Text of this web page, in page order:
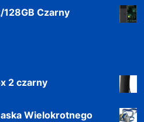
128GB Czarny
2 czarny
Wielokrotnego